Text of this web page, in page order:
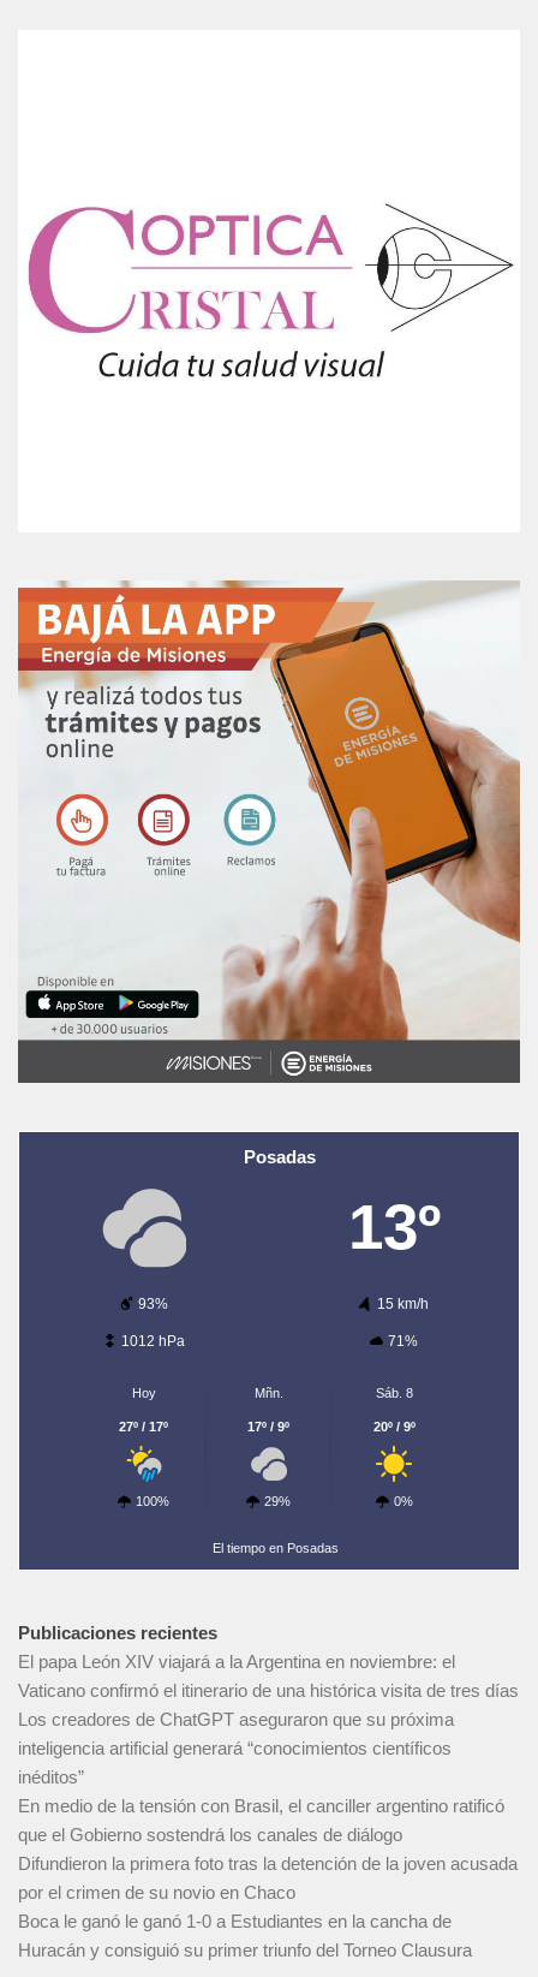
Posadas
13º
93% 15 km/h
1012 hPa 71%
Hoy
27º / 17º
100%
Mñn.
17º / 9º
29%
Sáb. 8
20º / 9º
0%
El tiempo en Posadas
Publicaciones recientes
El papa León XIV viajará a la Argentina en noviembre: el
Vaticano confirmó el itinerario de una histórica visita de tres días
Los creadores de ChatGPT aseguraron que su próxima
inteligencia artificial generará “conocimientos científicos
inéditos”
En medio de la tensión con Brasil, el canciller argentino ratificó
que el Gobierno sostendrá los canales de diálogo
Difundieron la primera foto tras la detención de la joven acusada
por el crimen de su novio en Chaco
Boca le ganó le ganó 1-0 a Estudiantes en la cancha de
Huracán y consiguió su primer triunfo del Torneo Clausura